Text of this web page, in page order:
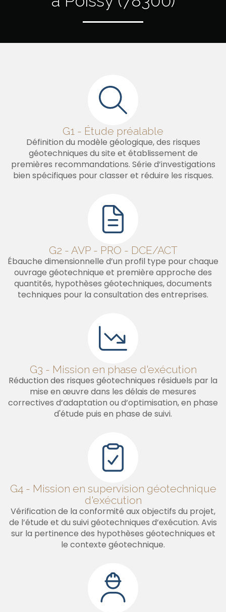
G1 - Étude préalable
Définition du modèle géologique, des risques
géotechniques du site et établissement de
premières recommandations. Série d’investigations
bien spécifiques pour classer et réduire les risques.
G2 - AVP - PRO - DCE/ACT
Ébauche dimensionnelle d’un profil type pour chaque
ouvrage géotechnique et première approche des
quantités, hypothèses géotechniques, documents
techniques pour la consultation des entreprises.
G3 - Mission en phase d'exécution
Réduction des risques géotechniques résiduels par la
mise en œuvre dans les délais de mesures
correctives d’adaptation ou d’optimisation, en phase
d'étude puis en phase de suivi.
G4 - Mission en supervision géotechnique
d'exécution
Vérification de la conformité aux objectifs du projet,
de l’étude et du suivi géotechniques d’exécution. Avis
sur la pertinence des hypothèses géotechniques et
le contexte géotechnique.